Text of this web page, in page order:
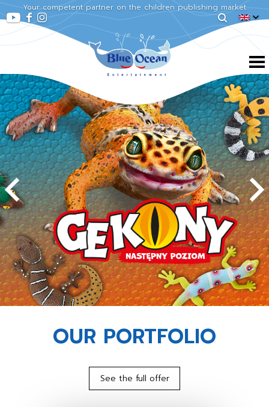
Your competent partner on the children publishing market
OUR PORTFOLIO
See the full offer